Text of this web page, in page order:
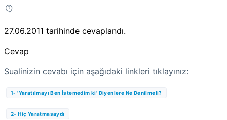
27.06.2011 tarihinde cevaplandı.
Cevap
Sualinizin cevabı için aşağıdaki linkleri tıklayınız:
1- 'Yaratılmayı Ben İstemedim ki' Diyenlere Ne Denilmeli?
2- Hiç Yaratmasaydı